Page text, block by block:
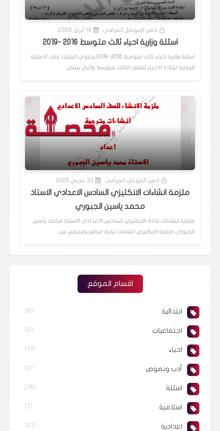
ادمن الموبايل العراقي 19 أبريل 2020
اسئلة وزارية احياء ثالث متوسط 2016 -2019
اسئلة وزارية احياء ثالث متوسط 2016 -2019 يحتوي الملف على الاسئلة
الوزارية لمادة الاحياء للصف الثالث متوسط والتي يمكن…
ادمن الموبايل العراقي 30 مارس 2020
ملزمة انشاءات الانكليزي السادس الاعدادي الاستاذ
محمد ياسين الجبوري
ملزمة انشاءات مادة الانكليزي السادس الاعدادي الاستاذ محمد ياسين
الجبوري ملزمة الانكليزي انشاءات برابط مباشر وبتحميل سر…
اقسام الموقع
ابتدائية (6)
اجتماعيات (3)
احياء (11)
أدب ونصوص (2)
اسئلة (16)
اسلامية (7)
اعدادية (51)